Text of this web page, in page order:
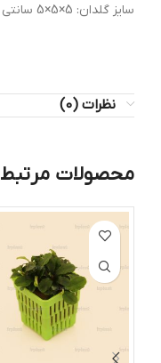
سایز گلدان: 5×5×5 سانتی متر
نظرات (0)
محصولات مرتبط